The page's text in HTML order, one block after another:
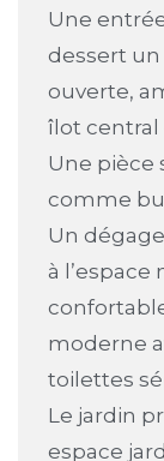
Une
dessert un
ouverte,
îlot central
Une pièce
comme
Un
à
confortable
moderne
toilettes
Le jardin
espace